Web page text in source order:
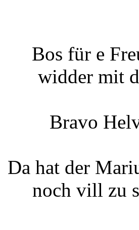
Bos für e
widder mit
Bravo
Da hat der
noch vill zu